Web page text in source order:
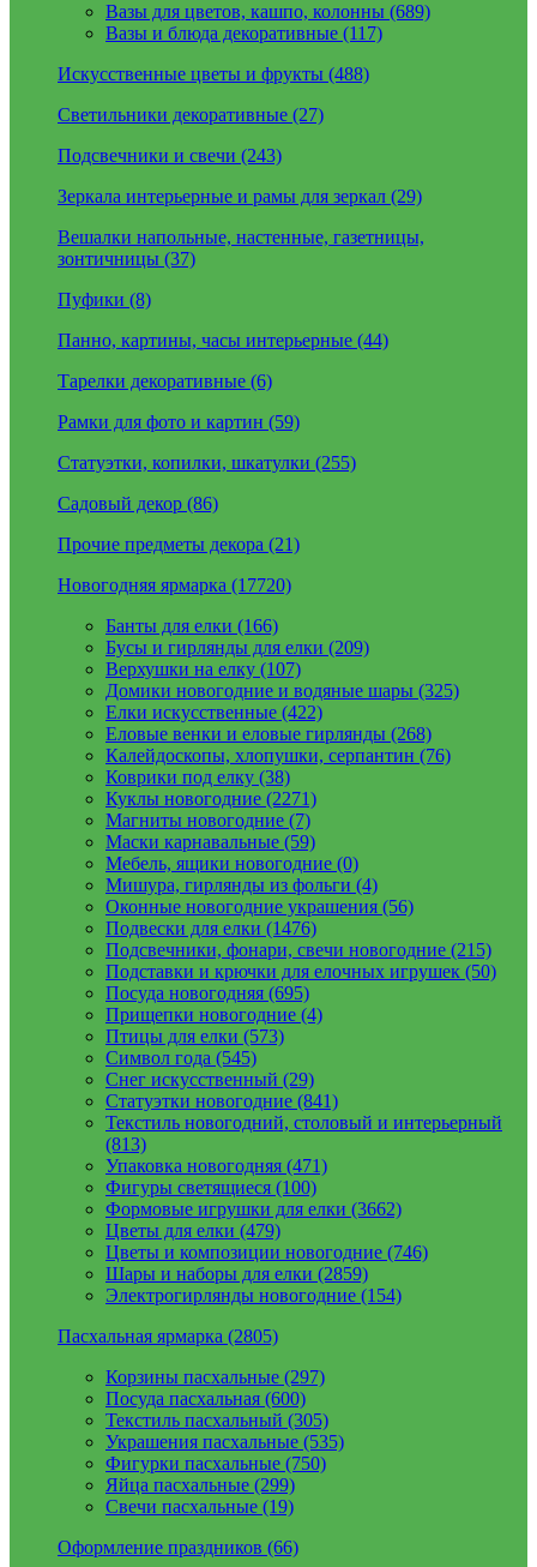
Вазы для цветов, кашпо, колонны (689)
Вазы и блюда декоративные (117)
Искусственные цветы и фрукты (488)
Светильники декоративные (27)
Подсвечники и свечи (243)
Зеркала интерьерные и рамы для зеркал (29)
Вешалки напольные, настенные, газетницы,
зонтичницы (37)
Пуфики (8)
Панно, картины, часы интерьерные (44)
Тарелки декоративные (6)
Рамки для фото и картин (59)
Статуэтки, копилки, шкатулки (255)
Садовый декор (86)
Прочие предметы декора (21)
Новогодняя ярмарка (17720)
Банты для елки (166)
Бусы и гирлянды для елки (209)
Верхушки на елку (107)
Домики новогодние и водяные шары (325)
Елки искусственные (422)
Еловые венки и еловые гирлянды (268)
Калейдоскопы, хлопушки, серпантин (76)
Коврики под елку (38)
Куклы новогодние (2271)
Магниты новогодние (7)
Маски карнавальные (59)
Мебель, ящики новогодние (0)
Мишура, гирлянды из фольги (4)
Оконные новогодние украшения (56)
Подвески для елки (1476)
Подсвечники, фонари, свечи новогодние (215)
Подставки и крючки для елочных игрушек (50)
Посуда новогодняя (695)
Прищепки новогодние (4)
Птицы для елки (573)
Символ года (545)
Снег искусственный (29)
Статуэтки новогодние (841)
Текстиль новогодний, столовый и интерьерный
(813)
Упаковка новогодняя (471)
Фигуры светящиеся (100)
Формовые игрушки для елки (3662)
Цветы для елки (479)
Цветы и композиции новогодние (746)
Шары и наборы для елки (2859)
Электрогирлянды новогодние (154)
Пасхальная ярмарка (2805)
Корзины пасхальные (297)
Посуда пасхальная (600)
Текстиль пасхальный (305)
Украшения пасхальные (535)
Фигурки пасхальные (750)
Яйца пасхальные (299)
Свечи пасхальные (19)
Оформление праздников (66)